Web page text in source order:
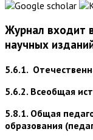
Журнал входит
научных
5.6.1.
5.6.2. Всеобщая
5.8.1. Общая
образования